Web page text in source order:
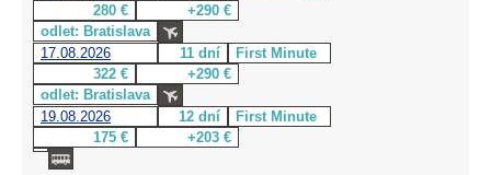
280 €
+290 €
odlet: Bratislava
17.08.2026
11 dní
First Minute
322 €
+290 €
odlet: Bratislava
19.08.2026
12 dní
First Minute
175 €
+203 €